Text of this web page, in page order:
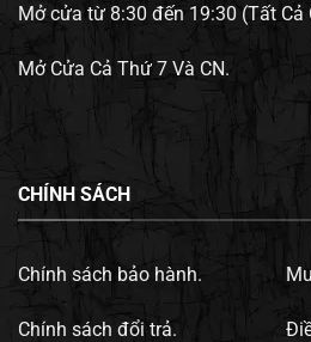
Mở cửa từ 8:30 đến 19:30 (Tất Cả
Mở Cửa Cả Thứ 7 Và CN.
CHÍNH SÁCH
Chính sách bảo hành.
Chính sách đổi trả.